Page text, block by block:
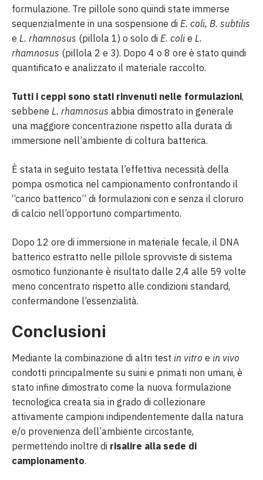
formulazione. Tre pillole sono quindi state immerse
sequenzialmente in una sospensione di E. coli, B. subtilis
e L. rhamnosus (pillola 1) o solo di E. colie L.
rhamnosus (pillola 2 e 3). Dopo 4 o 8 ore è stato quindi
quantificato e analizzato il materiale raccolto.
Tutti i ceppi sono stati rinvenuti nelle formulazioni,
sebbene L. rhamnosus abbia dimostrato in generale
una maggiore concentrazione rispetto alla durata di
immersione nell’ambiente di coltura batterica.
È stata in seguito testata l’effettiva necessità della
pompa osmotica nel campionamento confrontando il
“carico batterico” di formulazioni con e senza il cloruro
di calcio nell’opportuno compartimento.
Dopo 12 ore di immersione in materiale fecale, il DNA
batterico estratto nelle pillole sprovviste di sistema
osmotico funzionante è risultato dalle 2,4 alle 59 volte
meno concentrato rispetto alle condizioni standard,
confermandone l’essenzialità.
Conclusioni
Mediante la combinazione di altri test in vitro e in vivo
condotti principalmente su suini e primati non umani, è
stato infine dimostrato come la nuova formulazione
tecnologica creata sia in grado di collezionare
attivamente campioni indipendentemente dalla natura
e/o provenienza dell’ambiente circostante,
permettendo inoltre di risalire alla sede di
campionamento.